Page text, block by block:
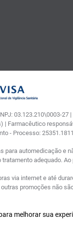
melhorar sua
03.123.210\0003-27
Farmacêutico
- Processo:
automedicação e
adequado.
via internet e até
promoções não